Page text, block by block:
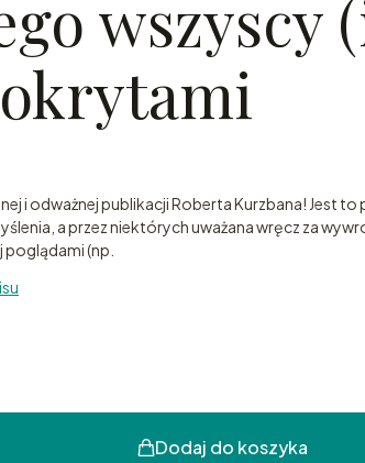
wszyscy
i odważnej publikacji Roberta Kurzbana! Jest to
a przez niektórych uważana wręcz za
(np.
Dodaj do koszyka